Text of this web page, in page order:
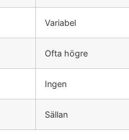
Variabel
Ofta högre
Ingen
Sällan